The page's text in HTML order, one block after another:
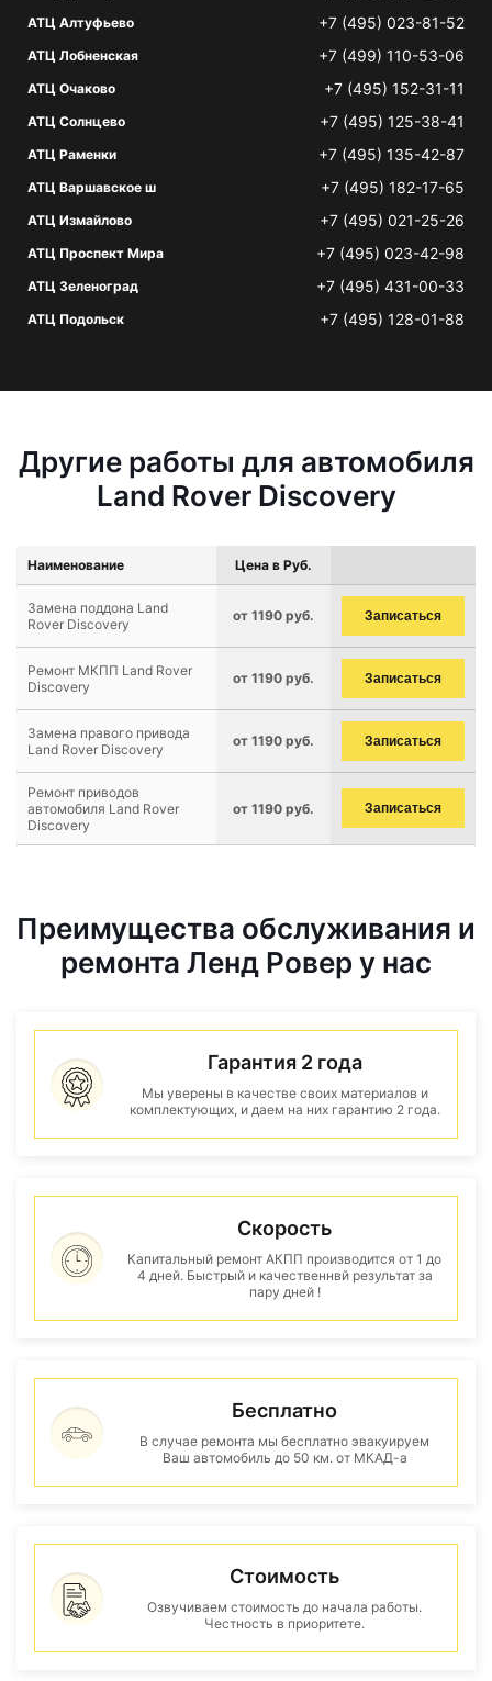
АТЦ Алтуфьево +7 (495) 023-81-52
АТЦ Лобненская +7 (499) 110-53-06
АТЦ Очаково +7 (495) 152-31-11
АТЦ Солнцево +7 (495) 125-38-41
АТЦ Раменки +7 (495) 135-42-87
АТЦ Варшавское ш +7 (495) 182-17-65
АТЦ Измайлово +7 (495) 021-25-26
АТЦ Проспект Мира +7 (495) 023-42-98
АТЦ Зеленоград +7 (495) 431-00-33
АТЦ Подольск +7 (495) 128-01-88
Другие работы для автомобиля
Land Rover Discovery
Наименование Цена в Руб.
Замена поддона Land
Rover Discovery
от 1190 руб. Записаться
Ремонт МКПП Land Rover
Discovery
от 1190 руб. Записаться
Замена правого привода
Land Rover Discovery
от 1190 руб. Записаться
Ремонт приводов
автомобиля Land Rover
Discovery
от 1190 руб. Записаться
Преимущества обслуживания и
ремонта Ленд Ровер у нас
Гарантия 2 года
Мы уверены в качестве своих материалов и
комплектующих, и даем на них гарантию 2 года.
Скорость
Капитальный ремонт АКПП производится от 1 до
4 дней. Быстрый и качественнвй результат за
пару дней !
Бесплатно
В случае ремонта мы бесплатно эвакуируем
Ваш автомобиль до 50 км. от МКАД-а
Стоимость
Озвучиваем стоимость до начала работы.
Честность в приоритете.